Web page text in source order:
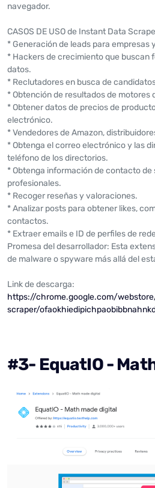
navegador.
CASOS DE USO de Instant Data
* Generación de leads para empresas
* Hackers de crecimiento que buscan
datos.
* Reclutadores en busca de
* Obtención de resultados de motores
* Obtener datos de precios de
electrónico.
* Vendedores de Amazon,
* Obtenga el correo electrónico y las
teléfono de los directorios.
* Obtenga información de contacto
profesionales.
* Recoger reseñas y valoraciones.
* Analizar posts para obtener likes,
contactos.
* Extraer emails e ID de perfiles de
Promesa del desarrollador: Esta
de malware o spyware más allá del
Link de descarga:
https://chrome.google.com/
scraper/
#3- EquatIO -